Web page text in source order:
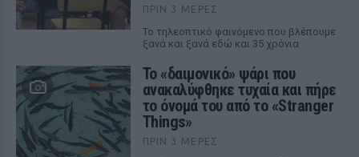
ΠΡΙΝ 3 ΜΈΡΕΣ
Το τηλεοπτικό φαινόμενο που βλέπουμε
ξανά και ξανά εδώ και 35 χρόνια
Το «δαιμονικό» ψάρι που
ανακαλύφθηκε τυχαία και πήρε
το όνομά του από το «Stranger
Things»
ΠΡΙΝ 3 ΜΈΡΕΣ